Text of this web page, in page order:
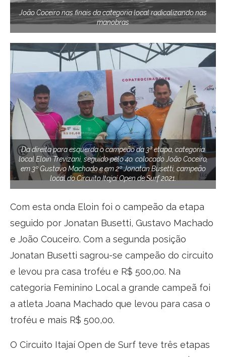
João Coceiro nas finais da categoria local radicalizando nas
manobras
Da direita para esquerda o campeão da 3ª etapa, categoria
local Eloin Trevizani, seguido pelo 4o. colocado João Coceiro,
em 3º Gustavo Machado e em 2º Jonatan Busetti, campeão
local do Circuito Itajaí Open de Surf 2021.
Com esta onda Eloin foi o campeão da etapa
seguido por Jonatan Busetti, Gustavo Machado
e João Couceiro. Com a segunda posição
Jonatan Busetti sagrou-se campeão do circuito
e levou pra casa troféu e R$ 500,00. Na
categoria Feminino Local a grande campeã foi
a atleta Joana Machado que levou para casa o
troféu e mais R$ 500,00.
O Circuito Itajaí Open de Surf teve três etapas